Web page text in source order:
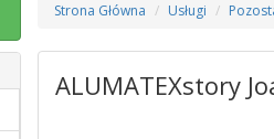
Strona Główna Usługi
ALUMATEXstory